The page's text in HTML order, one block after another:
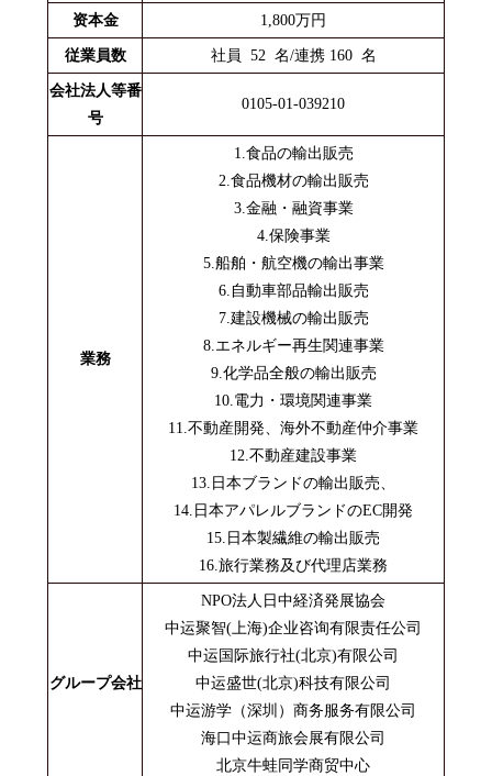
资本金 1,800万円
従業員数 社員 52 名/連携 160 名
会社法人等番
号
0105-01-039210
業務
1.食品の輸出販売
2.食品機材の輸出販売
3.金融・融資事業
4.保険事業
5.船舶・航空機の輸出事業
6.自動車部品輸出販売
7.建設機械の輸出販売
8.エネルギー再生関連事業
9.化学品全般の輸出販売
10.電力・環境関連事業
11.不動産開発、海外不動産仲介事業
12.不動産建設事業
13.日本ブランドの輸出販売、
14.日本アパレルブランドのEC開発
15.日本製繊維の輸出販売
16.旅行業務及び代理店業務
グループ会社
NPO法人日中経済発展協会
中运聚智(上海)企业咨询有限责任公司
中运国际旅行社(北京)有限公司
中运盛世(北京)科技有限公司
中运游学（深圳）商务服务有限公司
海口中运商旅会展有限公司
北京牛蛙同学商贸中心